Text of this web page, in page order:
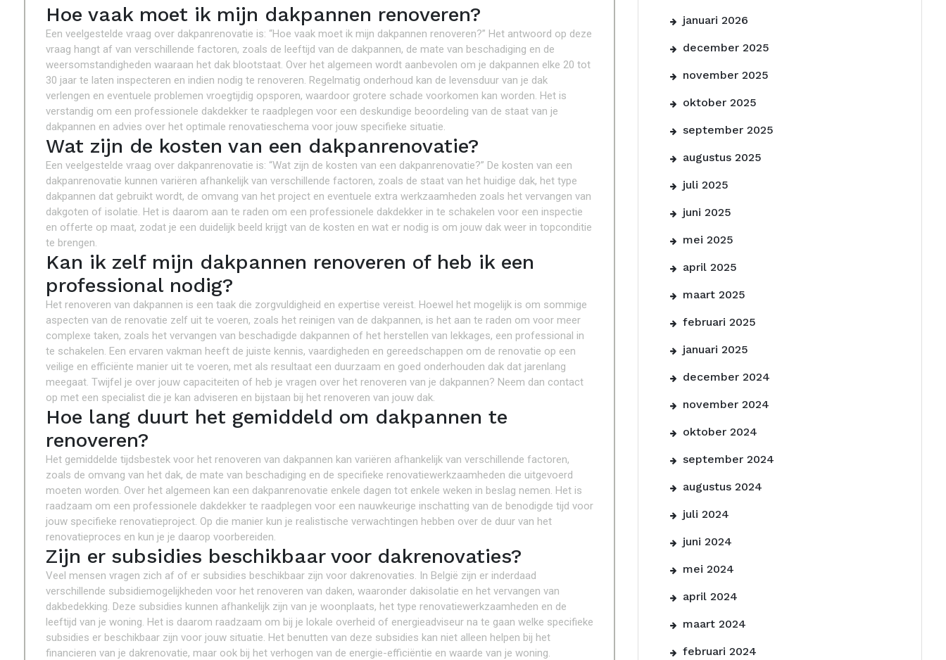
Hoe vaak moet ik mijn dakpannen renoveren?
Een veelgestelde vraag over dakpanrenovatie is: “Hoe vaak moet ik mijn dakpannen renoveren?” Het antwoord op deze
vraag hangt af van verschillende factoren, zoals de leeftijd van de dakpannen, de mate van beschadiging en de
weersomstandigheden waaraan het dak blootstaat. Over het algemeen wordt aanbevolen om je dakpannen elke 20 tot
30 jaar te laten inspecteren en indien nodig te renoveren. Regelmatig onderhoud kan de levensduur van je dak
verlengen en eventuele problemen vroegtijdig opsporen, waardoor grotere schade voorkomen kan worden. Het is
verstandig om een professionele dakdekker te raadplegen voor een deskundige beoordeling van de staat van je
dakpannen en advies over het optimale renovatieschema voor jouw specifieke situatie.
Wat zijn de kosten van een dakpanrenovatie?
Een veelgestelde vraag over dakpanrenovatie is: “Wat zijn de kosten van een dakpanrenovatie?” De kosten van een
dakpanrenovatie kunnen variëren afhankelijk van verschillende factoren, zoals de staat van het huidige dak, het type
dakpannen dat gebruikt wordt, de omvang van het project en eventuele extra werkzaamheden zoals het vervangen van
dakgoten of isolatie. Het is daarom aan te raden om een professionele dakdekker in te schakelen voor een inspectie
en offerte op maat, zodat je een duidelijk beeld krijgt van de kosten en wat er nodig is om jouw dak weer in topconditie
te brengen.
Kan ik zelf mijn dakpannen renoveren of heb ik een
professional nodig?
Het renoveren van dakpannen is een taak die zorgvuldigheid en expertise vereist. Hoewel het mogelijk is om sommige
aspecten van de renovatie zelf uit te voeren, zoals het reinigen van de dakpannen, is het aan te raden om voor meer
complexe taken, zoals het vervangen van beschadigde dakpannen of het herstellen van lekkages, een professional in
te schakelen. Een ervaren vakman heeft de juiste kennis, vaardigheden en gereedschappen om de renovatie op een
veilige en efficiënte manier uit te voeren, met als resultaat een duurzaam en goed onderhouden dak dat jarenlang
meegaat. Twijfel je over jouw capaciteiten of heb je vragen over het renoveren van je dakpannen? Neem dan contact
op met een specialist die je kan adviseren en bijstaan bij het renoveren van jouw dak.
Hoe lang duurt het gemiddeld om dakpannen te
renoveren?
Het gemiddelde tijdsbestek voor het renoveren van dakpannen kan variëren afhankelijk van verschillende factoren,
zoals de omvang van het dak, de mate van beschadiging en de specifieke renovatiewerkzaamheden die uitgevoerd
moeten worden. Over het algemeen kan een dakpanrenovatie enkele dagen tot enkele weken in beslag nemen. Het is
raadzaam om een professionele dakdekker te raadplegen voor een nauwkeurige inschatting van de benodigde tijd voor
jouw specifieke renovatieproject. Op die manier kun je realistische verwachtingen hebben over de duur van het
renovatieproces en kun je je daarop voorbereiden.
Zijn er subsidies beschikbaar voor dakrenovaties?
Veel mensen vragen zich af of er subsidies beschikbaar zijn voor dakrenovaties. In België zijn er inderdaad
verschillende subsidiemogelijkheden voor het renoveren van daken, waaronder dakisolatie en het vervangen van
dakbedekking. Deze subsidies kunnen afhankelijk zijn van je woonplaats, het type renovatiewerkzaamheden en de
leeftijd van je woning. Het is daarom raadzaam om bij je lokale overheid of energieadviseur na te gaan welke specifieke
subsidies er beschikbaar zijn voor jouw situatie. Het benutten van deze subsidies kan niet alleen helpen bij het
financieren van je dakrenovatie, maar ook bij het verhogen van de energie-efficiëntie en waarde van je woning.
januari 2026
december 2025
november 2025
oktober 2025
september 2025
augustus 2025
juli 2025
juni 2025
mei 2025
april 2025
maart 2025
februari 2025
januari 2025
december 2024
november 2024
oktober 2024
september 2024
augustus 2024
juli 2024
juni 2024
mei 2024
april 2024
maart 2024
februari 2024